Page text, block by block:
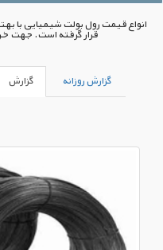
انواع قیمت رول بولت شیمیایی با
قرار گرفته است. جهت
گزارش روزانه گزارش